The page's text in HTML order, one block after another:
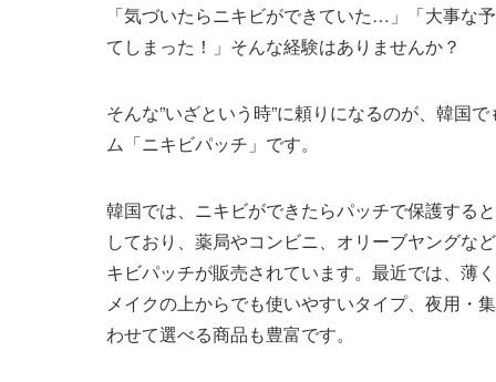
「気づいたらニキビができていた…」「大事な
てしまった！」そんな経験はありませんか？
そんな”いざという時”に頼りになるのが、韓国
ム「ニキビパッチ」です。
韓国では、ニキビができたらパッチで保護する
しており、薬局やコンビニ、オリーブヤングな
キビパッチが販売されています。最近では、薄
メイクの上からでも使いやすいタイプ、夜用・
わせて選べる商品も豊富です。